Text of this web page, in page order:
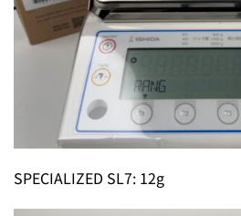
SPECIALIZED SL7: 12g